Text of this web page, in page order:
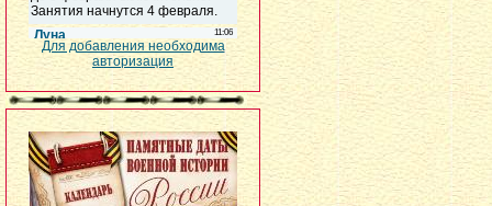
Для добавления необходима
авторизация